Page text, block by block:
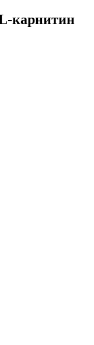
карнитин